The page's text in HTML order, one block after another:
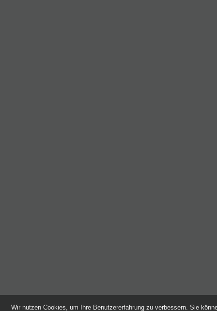
Wir nutzen Cookies, um Ihre Benutzererfahrung zu verbessern. Sie